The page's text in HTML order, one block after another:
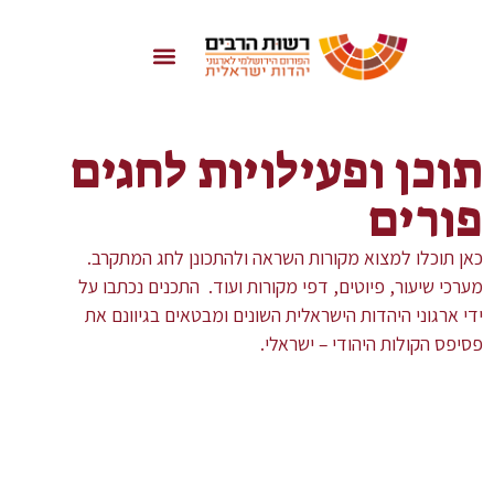
ופעילויות לחגים
למצוא מקורות השראה ולהתכונן לחג המתקרב.
פיוטים, דפי מקורות ועוד. התכנים נכתבו על
היהדות הישראלית השונים ומבטאים בגיוונם את
היהודי – ישראלי.